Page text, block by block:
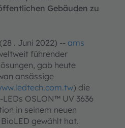
Gebäuden zu
. Juni 2022) -- ams
führender
gab heute
ansässige
) die
OSLON™ UV 3636
in seinem neuen
gewählt hat.